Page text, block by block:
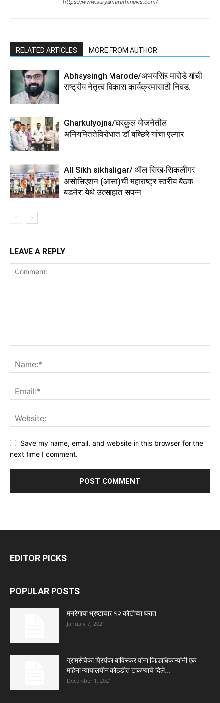
https://www.suryamarathinews.com/
RELATED ARTICLES MORE FROM AUTHOR
Abhaysingh Marode/अभयसिंह मारोडे यांची
राष्ट्रीय नेतृत्व विकास कार्यक्रमासाठी निवड.
Gharkulyojna/घरकुल योजनेतील
अनियमिततेविरोधात डॉ बच्छिरे यांचा एल्गार
All Sikh sikhaligar/ ऑल सिख-सिकलीगर
असोसिएशन (आसा)ची महाराष्ट्र स्तरीय बैठक
बडनेरा येथे उत्साहात संपन्न
LEAVE A REPLY
Save my name, email, and website in this browser for the
next time I comment.
EDITOR PICKS
POPULAR POSTS
मनरेगाचा भ्रष्टाचार १२ कोटीच्या घरात
January 7, 2021
ग्रामसेविका प्रियंका बाविस्कर यांना जिल्हाधिकाऱ्यांनी एक
महिना न्यायालयीन कोठडीत टाकण्याचे दिले...
December 1, 2021